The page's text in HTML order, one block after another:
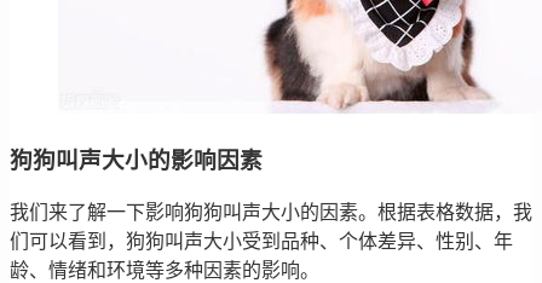
狗狗叫声大小的影响因素
我们来了解一下影响狗狗叫声大小的因素。根据表格数据，我
们可以看到，狗狗叫声大小受到品种、个体差异、性别、年
龄、情绪和环境等多种因素的影响。